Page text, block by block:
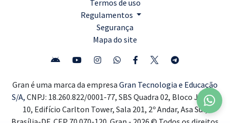
Termos de uso
Regulamentos
Segurança
Mapa do site
Gran é uma marca da empresa Gran Tecnologia e Educação
S/A, CNPJ: 18.260.822/0001-77, SBS Quadra 02, Bloco J, Lote
10, Edifício Carlton Tower, Sala 201, 2º Andar, Asa Sul,